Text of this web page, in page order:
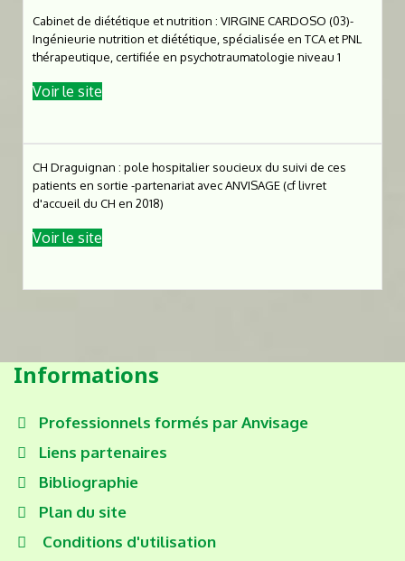
Cabinet de diététique et nutrition : VIRGINE CARDOSO (03)-
Ingénieurie nutrition et diététique, spécialisée en TCA et PNL
thérapeutique, certifiée en psychotraumatologie niveau 1
Voir le site
CH Draguignan : pole hospitalier soucieux du suivi de ces
patients en sortie -partenariat avec ANVISAGE (cf livret
d'accueil du CH en 2018)
Voir le site
Informations
Professionnels formés par Anvisage
Liens partenaires
Bibliographie
Plan du site
Conditions d'utilisation